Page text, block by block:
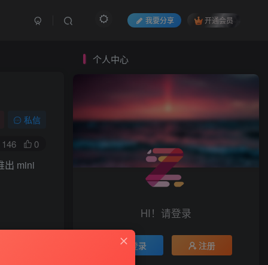
我要分享 开通会员
私信
146 0
出 mini
个人中心
HI！请登录
登录 注册